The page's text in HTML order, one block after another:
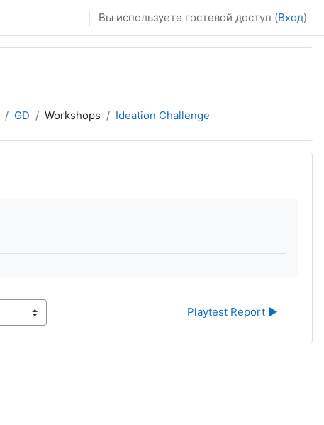
Вы используете гостевой доступ (Вход)
GD Workshops Ideation Challenge
Playtest Report ▶︎